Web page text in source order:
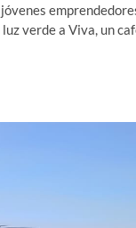
verde a Viva, un